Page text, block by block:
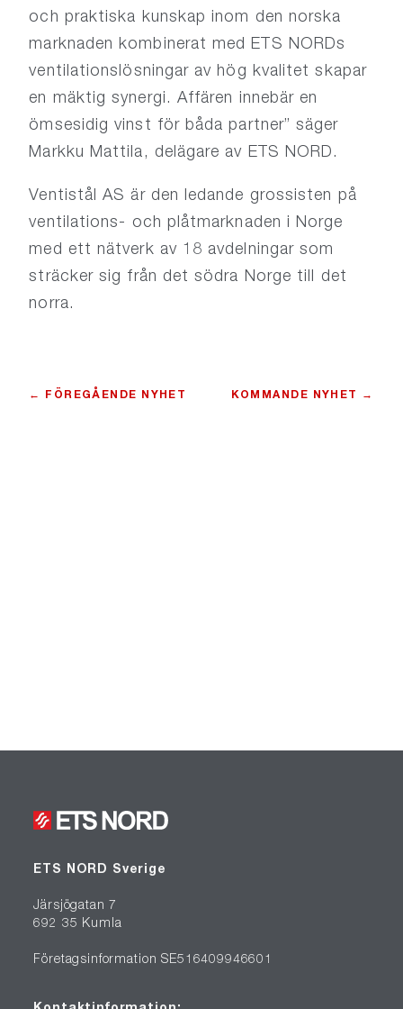
och praktiska kunskap inom den norska
marknaden kombinerat med ETS NORDs
ventilationslösningar av hög kvalitet skapar
en mäktig synergi. Affären innebär en
ömsesidig vinst för båda partner” säger
Markku Mattila, delägare av ETS NORD.
Ventistål AS är den ledande grossisten på
ventilations- och plåtmarknaden i Norge
med ett nätverk av 18 avdelningar som
sträcker sig från det södra Norge till det
norra.
← FÖREGÅENDE NYHET KOMMANDE NYHET →
ETS NORD Sverige
Järsjögatan 7
692 35 Kumla
Företagsinformation SE516409946601